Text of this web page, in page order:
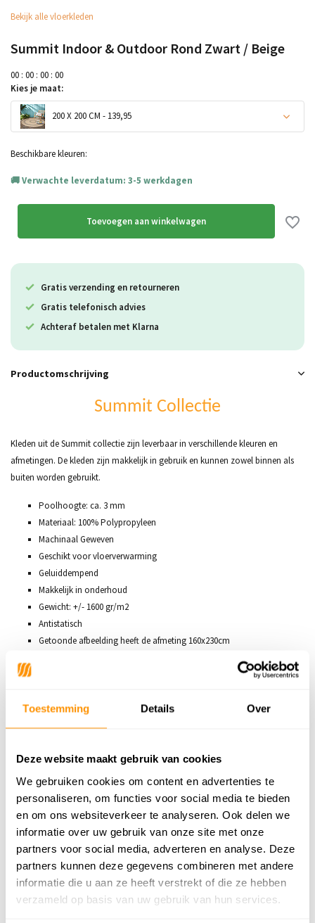
Toestemming Details Over
Deze website maakt gebruik van cookies
We gebruiken cookies om content en advertenties te
personaliseren, om functies voor social media te bieden
en om ons websiteverkeer te analyseren. Ook delen we
informatie over uw gebruik van onze site met onze
partners voor social media, adverteren en analyse. Deze
partners kunnen deze gegevens combineren met andere
informatie die u aan ze heeft verstrekt of die ze hebben
verzameld op basis van uw gebruik van hun services.
Bekijk alle vloerkleden
Summit Indoor & Outdoor Rond Zwart / Beige
139,95
00 : 00 : 00 : 00
Kies je maat:
200 X 200 CM - 139,95
Beschikbare kleuren:
Verwachte leverdatum: 3-5 werkdagen
Toevoegen aan winkelwagen
Buy now, pay later
Gratis verzending en retourneren
Gratis telefonisch advies
Achteraf betalen met Klarna
Productomschrijving
Summit Collectie
Kleden uit de Summit collectie zijn leverbaar in verschillende kleuren en
afmetingen. De kleden zijn makkelijk in gebruik en kunnen zowel binnen als
buiten worden gebruikt.
Poolhoogte: ca. 3 mm
Materiaal: 100% Polypropyleen
Machinaal Geweven
Geschikt voor vloerverwarming
Geluiddempend
Makkelijk in onderhoud
Gewicht: +/- 1600 gr/m2
Antistatisch
Getoonde afbeelding heeft de afmeting 160x230cm
SKU
Reviews